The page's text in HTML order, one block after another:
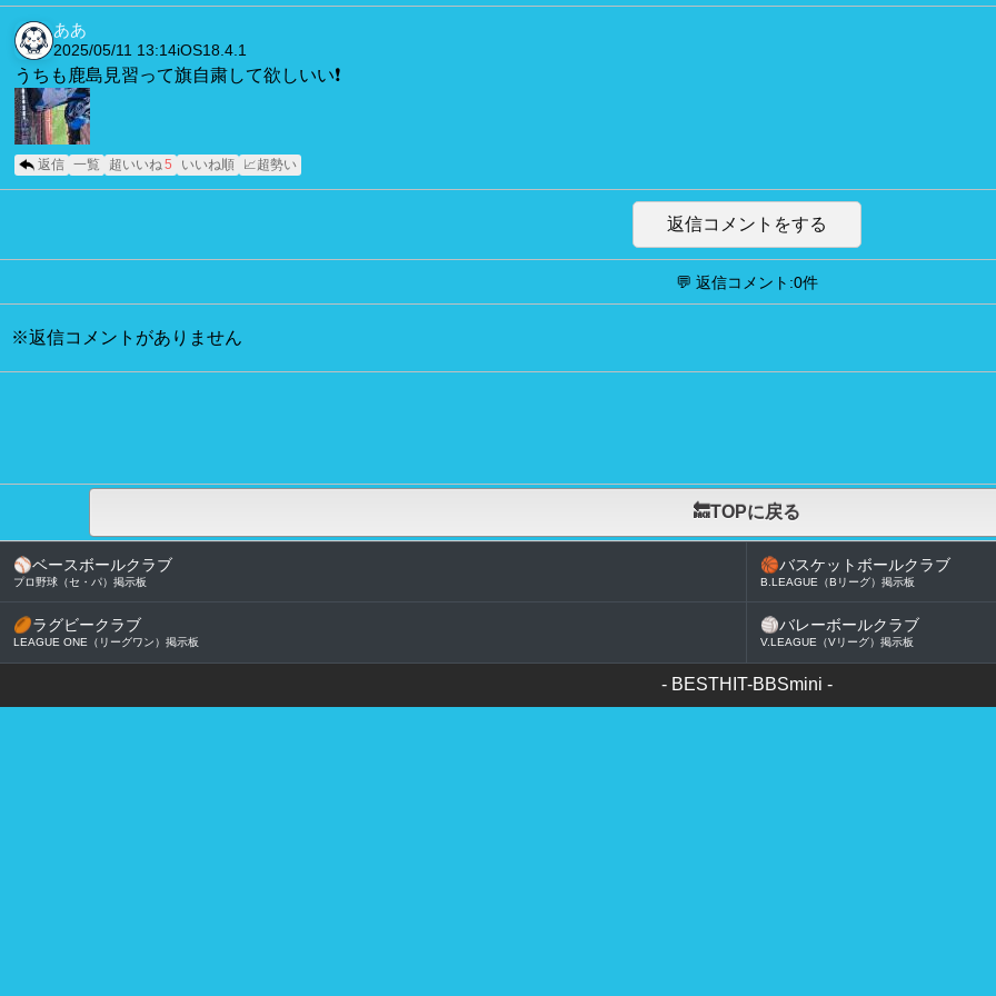
ああ
2025/05/11 13:14iOS18.4.1
うちも鹿島見習って旗自粛して欲しいい❗️
返信 一覧 超いいね 5 いいね順 📈超勢い
返信コメントをする
💬 返信コメント:0件
※返信コメントがありません
🔙TOPに戻る
⚾ベースボールクラブ
プロ野球（セ・パ）掲示板
🏀バスケットボールクラブ
B.LEAGUE（Bリーグ）掲示板
🏉ラグビークラブ
LEAGUE ONE（リーグワン）掲示板
🏐バレーボールクラブ
V.LEAGUE（Vリーグ）掲示板
- BESTHIT-BBSmini -